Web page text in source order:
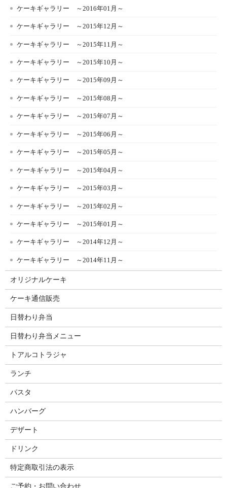
ケーキギャラリー ～2016年01月～
ケーキギャラリー ～2015年12月～
ケーキギャラリー ～2015年11月～
ケーキギャラリー ～2015年10月～
ケーキギャラリー ～2015年09月～
ケーキギャラリー ～2015年08月～
ケーキギャラリー ～2015年07月～
ケーキギャラリー ～2015年06月～
ケーキギャラリー ～2015年05月～
ケーキギャラリー ～2015年04月～
ケーキギャラリー ～2015年03月～
ケーキギャラリー ～2015年02月～
ケーキギャラリー ～2015年01月～
ケーキギャラリー ～2014年12月～
ケーキギャラリー ～2014年11月～
オリジナルケーキ
ケーキ通信販売
日替わり弁当
日替わり弁当メニュー
トアルコトラジャ
ランチ
パスタ
ハンバーグ
デザート
ドリンク
特定商取引法の表示
ご予約・お問い合わせ